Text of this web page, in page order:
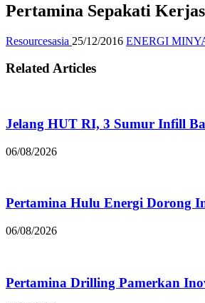
Pertamina Sepakati
Resourcesasia 25/12/2016 ENERGI
Related Articles
Jelang HUT RI, 3 Sumur Infill
06/08/2026
Pertamina Hulu Energi Dorong
06/08/2026
Pertamina Drilling Pamerkan